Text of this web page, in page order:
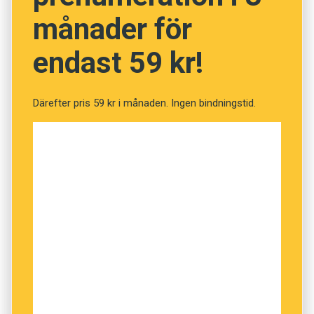
månader för
endast 59 kr!
Därefter pris 59 kr i månaden. Ingen bindningstid.